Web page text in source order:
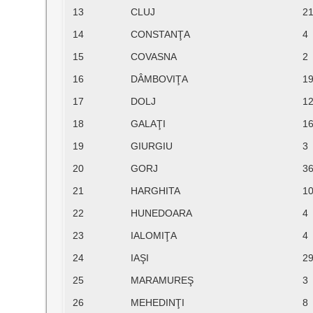
13
CLUJ
21
14
CONSTANŢA
4
15
COVASNA
2
16
DÂMBOVIŢA
19
17
DOLJ
12
18
GALAŢI
16
19
GIURGIU
3
20
GORJ
36
21
HARGHITA
10
22
HUNEDOARA
4
23
IALOMIŢA
4
24
IAŞI
29
25
MARAMUREŞ
3
26
MEHEDINŢI 8